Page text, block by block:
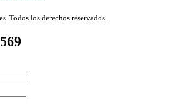
Todos los derechos reservados.